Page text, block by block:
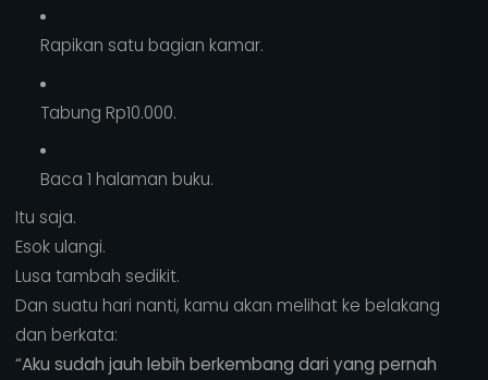
Rapikan satu bagian kamar.
Tabung Rp10.000.
Baca 1 halaman buku.
Itu saja.
Esok ulangi.
Lusa tambah sedikit.
Dan suatu hari nanti, kamu akan melihat ke belakang
dan berkata:
“Aku sudah jauh lebih berkembang dari yang pernah